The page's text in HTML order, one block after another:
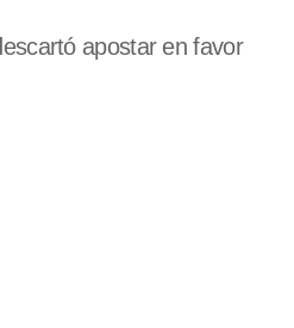
apostar en favor